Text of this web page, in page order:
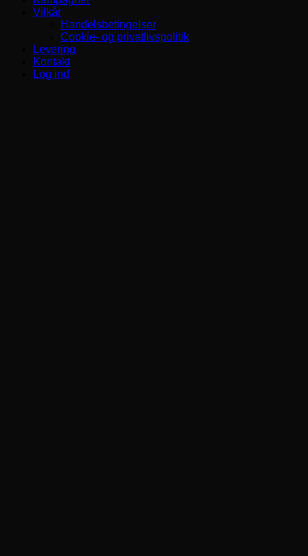
Vilkår
Handelsbetingelser
Cookie- og privatlivspolitik
Levering
Kontakt
Log ind